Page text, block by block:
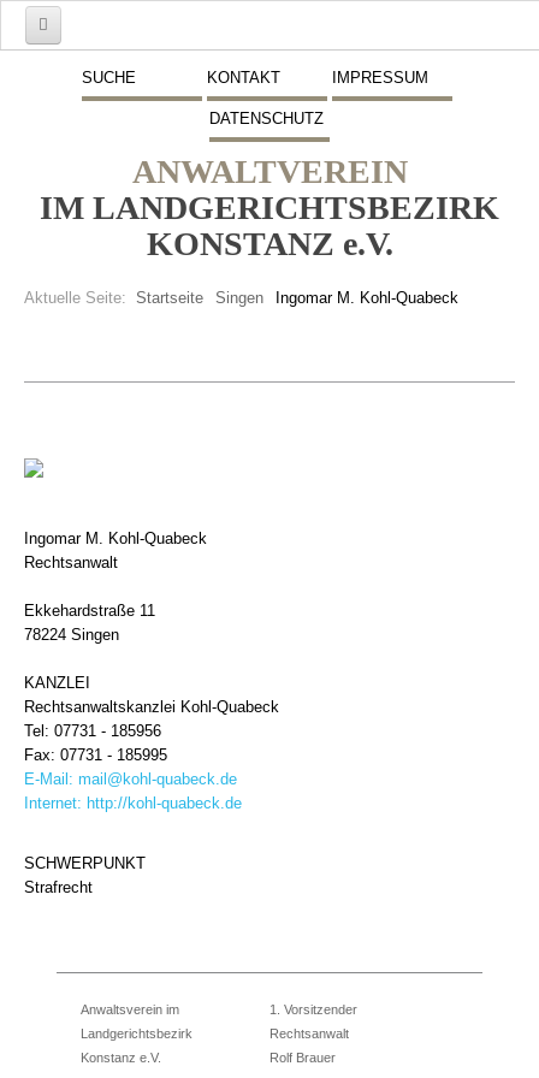
SUCHE KONTAKT IMPRESSUM
DATENSCHUTZ
ANWALTVEREIN
IM LANDGERICHTSBEZIRK
KONSTANZ e.V.
Aktuelle Seite: Startseite Singen Ingomar M. Kohl-Quabeck
Schwerpunkte
Beitritt zum Verein
Ingomar M. Kohl-Quabeck
Rechtsanwalt
Ekkehardstraße 11
78224 Singen
KANZLEI
Rechtsanwaltskanzlei Kohl-Quabeck
Tel: 07731 - 185956
Fax: 07731 - 185995
E-Mail: mail@kohl-quabeck.de
Internet: http://kohl-quabeck.de
SCHWERPUNKT
Strafrecht
Anwaltsverein im
Landgerichtsbezirk
Konstanz e.V.
1. Vorsitzender
Rechtsanwalt
Rolf Brauer